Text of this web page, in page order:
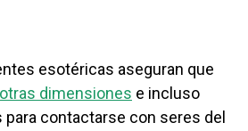
esotéricas aseguran que
dimensiones e incluso
contactarse con seres del